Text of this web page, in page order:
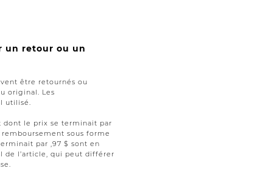
un retour ou un
être retournés ou
original. Les
utilisé.
dont le prix se terminait par
sous forme
par ,97 $ sont en
de l’article, qui peut différer